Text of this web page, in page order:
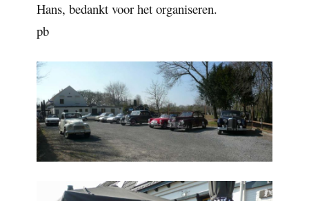
Hans, bedankt voor het organiseren.
pb